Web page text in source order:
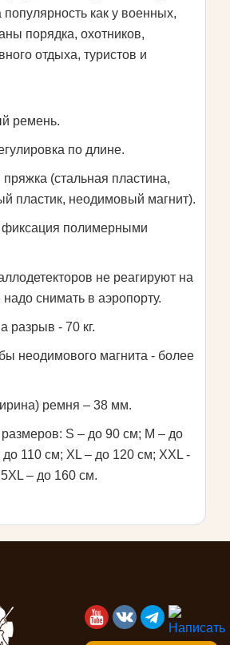
как у военных,
порядка, охотников,
отдыха, туристов и
ремень.
по длине.
пряжка (стальная пластина,
пластик, неодимовый магнит).
полимерными
не реагируют на
снимать в аэропорту.
разрыв - 70 кг.
неодимового магнита - более
ремня – 38 мм.
S – до 90 см; M – до
до 110 см; XL – до 120 см; XXL -
– до 160 см.